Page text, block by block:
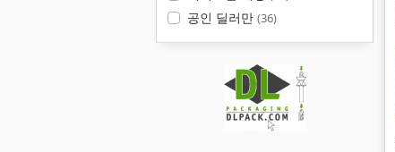
공인 딜러만 (36)